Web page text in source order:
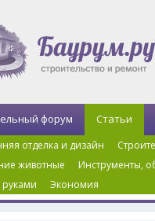
форум Статьи
отделка и дизайн
животные
Инструменты,
Экономия
›Строительство дома, дачи